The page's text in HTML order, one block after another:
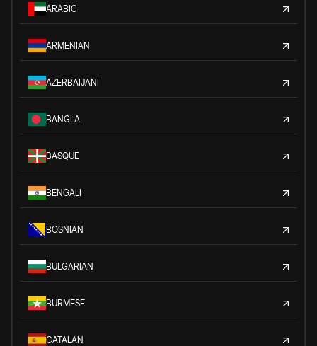
ARABIC
ARMENIAN
AZERBAIJANI
BANGLA
BASQUE
BENGALI
BOSNIAN
BULGARIAN
BURMESE
CATALAN